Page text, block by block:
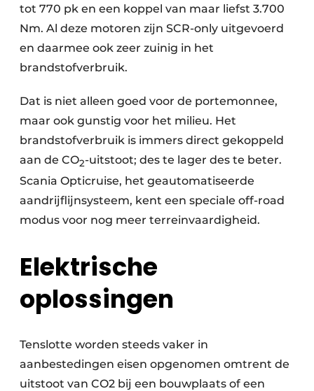
tot 770 pk en een koppel van maar liefst 3.700
Nm. Al deze motoren zijn SCR-only uitgevoerd
en daarmee ook zeer zuinig in het
brandstofverbruik.
Dat is niet alleen goed voor de portemonnee,
maar ook gunstig voor het milieu. Het
brandstofverbruik is immers direct gekoppeld
aan de CO2-uitstoot; des te lager des te beter.
Scania Opticruise, het geautomatiseerde
aandrijflijnsysteem, kent een speciale off-road
modus voor nog meer terreinvaardigheid.
Elektrische
oplossingen
Tenslotte worden steeds vaker in
aanbestedingen eisen opgenomen omtrent de
uitstoot van CO2 bij een bouwplaats of een